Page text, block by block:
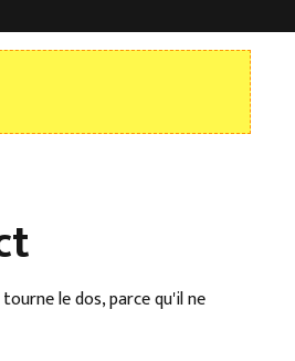
le dos, parce qu'il ne